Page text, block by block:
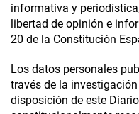
informativa y
libertad de opinión e
20 de la Constitución
Los datos personales
través de la
disposición de este